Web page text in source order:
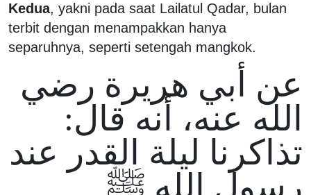
Kedua, yakni pada saat Lailatul Qadar, bulan
terbit dengan menampakkan hanya
separuhnya, seperti setengah mangkok.
عن أبي هريرة رضي
الله عنه، أنه قال:
تذاكرنا ليلة القدر عند
رسول الله ﷺ